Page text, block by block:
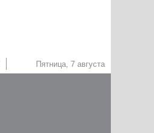
Пятница, 7 августа